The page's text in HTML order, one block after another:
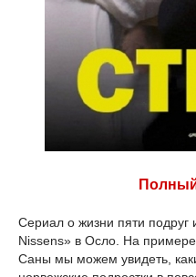
Сериал о жизни пяти
Nissens» в Осло. На
Саны мы можем увидеть,